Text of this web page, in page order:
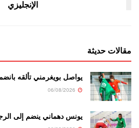
الإنجليزي
مقالات حديثة
يواصل بويغرمني تألقه
يونس دهماني ينضم إلى